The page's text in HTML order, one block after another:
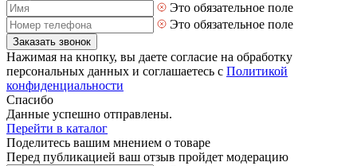
Это обязательное поле
Это обязательное поле
Заказать звонок
Нажимая на кнопку, вы даете согласие на обработку
персональных данных и соглашаетесь с Политикой
конфиденциальности
Спасибо
Данные успешно отправлены.
Перейти в каталог
Поделитесь вашим мнением о товаре
Перед публикацией ваш отзыв пройдет модерацию